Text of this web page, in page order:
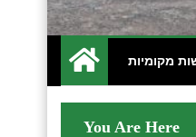
ביו"ש
גוש עציון והר חברון
מקומיות
You Are Here